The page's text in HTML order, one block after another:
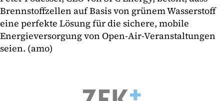
Brennstoffzellen auf Basis von grünem Wasserstoff
eine perfekte Lösung für die sichere, mobile
Energieversorgung von Open-Air-Veranstaltungen
seien. (amo)